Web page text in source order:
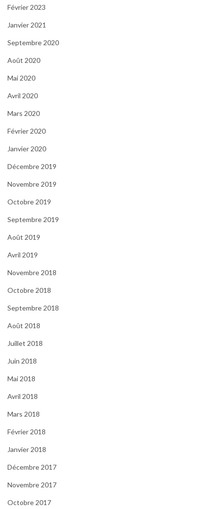
Février 2023
Janvier 2021
Septembre 2020
Août 2020
Mai 2020
Avril 2020
Mars 2020
Février 2020
Janvier 2020
Décembre 2019
Novembre 2019
Octobre 2019
Septembre 2019
Août 2019
Avril 2019
Novembre 2018
Octobre 2018
Septembre 2018
Août 2018
Juillet 2018
Juin 2018
Mai 2018
Avril 2018
Mars 2018
Février 2018
Janvier 2018
Décembre 2017
Novembre 2017
Octobre 2017